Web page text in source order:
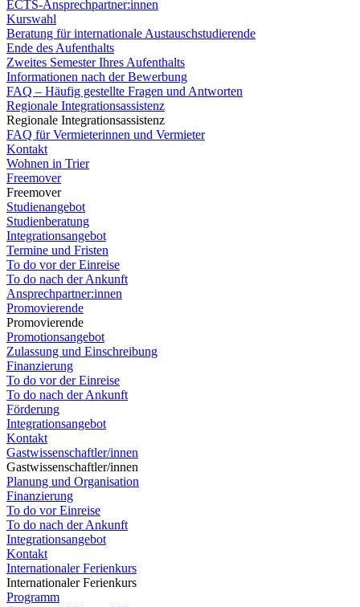
ECTS-Ansprechpartner:innen
Kurswahl
Beratung für internationale Austauschstudierende
Ende des Aufenthalts
Zweites Semester Ihres Aufenthalts
Informationen nach der Bewerbung
FAQ – Häufig gestellte Fragen und Antworten
Regionale Integrationsassistenz
Regionale Integrationsassistenz
FAQ für Vermieterinnen und Vermieter
Kontakt
Wohnen in Trier
Freemover
Freemover
Studienangebot
Studienberatung
Integrationsangebot
Termine und Fristen
To do vor der Einreise
To do nach der Ankunft
Ansprechpartner:innen
Promovierende
Promovierende
Promotionsangebot
Zulassung und Einschreibung
Finanzierung
To do vor der Einreise
To do nach der Ankunft
Förderung
Integrationsangebot
Kontakt
Gastwissenschaftler/innen
Gastwissenschaftler/innen
Planung und Organisation
Finanzierung
To do vor Einreise
To do nach der Ankunft
Integrationsangebot
Kontakt
Internationaler Ferienkurs
Internationaler Ferienkurs
Programm